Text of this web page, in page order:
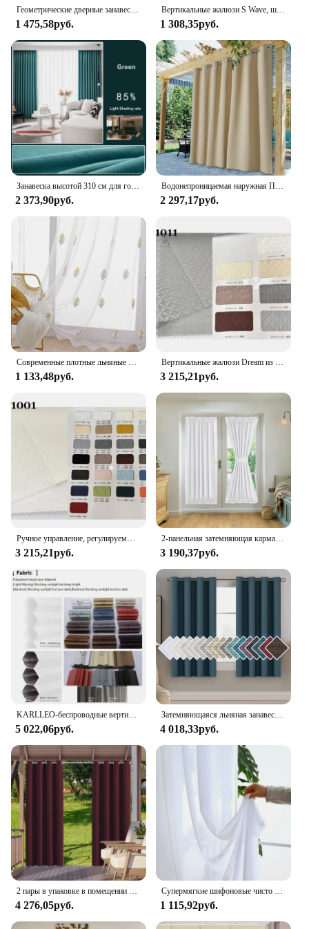
Геометрические дверные занавески в стиле бохо, занавески для прихожей, ванной комнаты, светонепроницаемые двери для конфиденциальности, раздвижные шкафы
1 475,58руб.
Вертикальные жалюзи S Wave, шторы для раздвижных стеклянных дверей, модель KVSWave, Индивидуальный размер, ручные или электрические, Easy Fix Finished
1 308,35руб.
Занавеска высотой 310 см для гостиной, современные шторы для спальни, драпировки для раздвижных дверей/покрытия/окна общежития, индивидуальный заказ
2 373,90руб.
Водонепроницаемая наружная Плотная штора, драпировка патио, для раздвижной двери, фойе, беседки, Ланаи, бежевый, 1 панель
2 297,17руб.
1 133,48руб. 3 215,21руб.
3 215,21руб.
2-панельная затемняющая карманная дверная панель для французской двери, раздвижная стеклянная дверная занавеска, одна панель, затемнение комнаты
3 190,37руб.
5 022,06руб.
Затемняющаяся льняная занавеска для раздвижной двери, очень широкая примитивная текстурированная перегородка из мешковины для гостиной/патио,
4 018,33руб.
4 276,05руб. 1 115,92руб.